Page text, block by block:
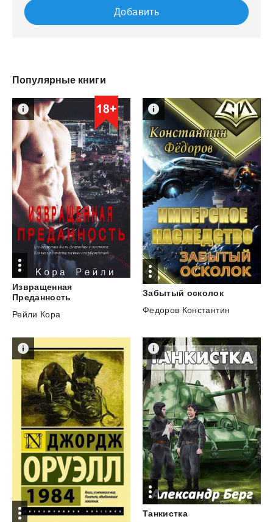
Добавить
Популярные книги
Извращенная
Преданность
Рейли Кора
Забытый осколок
Федоров Константин
Танкистка